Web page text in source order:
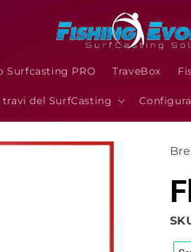
Surfcasting PRO TraveBox
travi del SurfCasting